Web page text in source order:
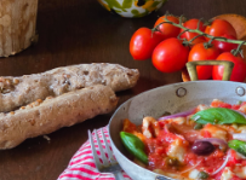
DI POLLO ALLA PIZZAIOLA